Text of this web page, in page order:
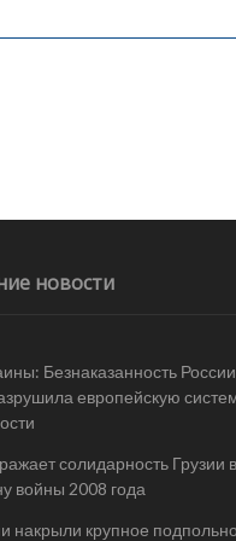
новости
Безнаказанность
европейскую
солидарность Грузии в
войны 2008 года
накрыли крупное